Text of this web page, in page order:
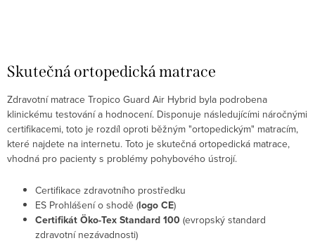
Skutečná ortopedická matrace
Zdravotní matrace Tropico Guard Air Hybrid byla podrobena
klinickému testování a hodnocení. Disponuje následujícími náročnými
certifikacemi, toto je rozdíl oproti běžným "ortopedickým" matracím,
které najdete na internetu. Toto je skutečná ortopedická matrace,
vhodná pro pacienty s problémy pohybového ústrojí.
Certifikace zdravotního prostředku
ES Prohlášení o shodě (logo CE)
Certifikát Öko-Tex Standard 100 (evropský standard
zdravotní nezávadnosti)